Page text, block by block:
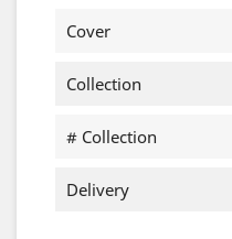
Cover
Collection
# Collection
Delivery